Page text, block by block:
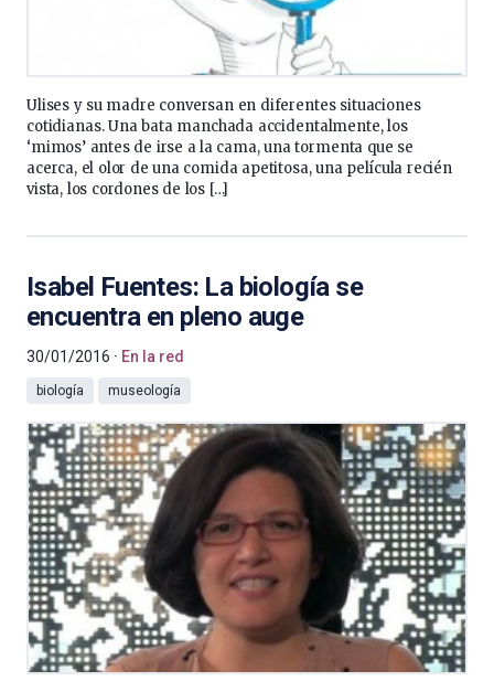
Ulises y su madre conversan en diferentes situaciones
cotidianas. Una bata manchada accidentalmente, los
‘mimos’ antes de irse a la cama, una tormenta que se
acerca, el olor de una comida apetitosa, una película recién
vista, los cordones de los […]
Isabel Fuentes: La biología se
encuentra en pleno auge
30/01/2016 En la red
biología museología